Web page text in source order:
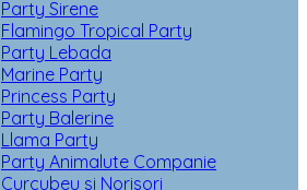
Party Sirene
Flamingo Tropical Party
Party Lebada
Marine Party
Princess Party
Party Balerine
Llama Party
Party Animalute Companie
Curcubeu si Norisori